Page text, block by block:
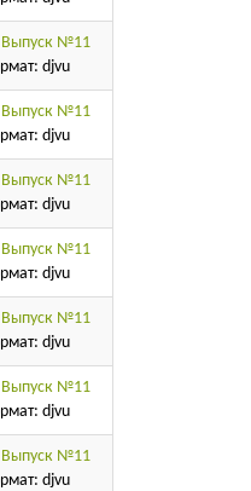
Выпуск №11
djvu
Выпуск №11
djvu
Выпуск №11
djvu
Выпуск №11
djvu
Выпуск №11
djvu
Выпуск №11
djvu
Выпуск №11
djvu